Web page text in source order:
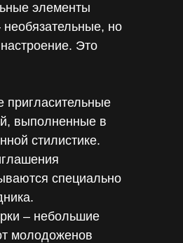
элементы
необязательные, но
Это
пригласительные
выполненные в
стилистике.
специально
– небольшие
молодоженов